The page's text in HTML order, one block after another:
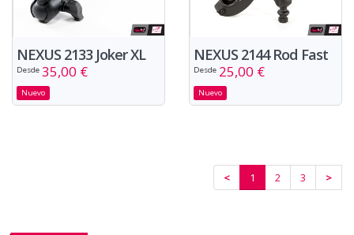
NEXUS 2133 Joker XL
Desde 35,00 €
Nuevo
NEXUS 2144 Rod Fast
Desde 25,00 €
Nuevo
< 1 2 3 >